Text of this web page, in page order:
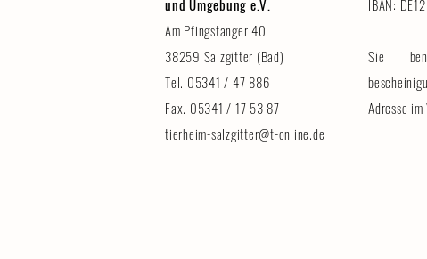
Erinnerung: Tag der Tiere am 8.
August
und Umgebung e.V.
Am Pfingstanger 40
38259 Salzgitter (Bad)
Tel. 05341 / 47 886
Fax. 05341 / 17 53 87
tierheim-salzgitter@t-online.de
IBAN:
Sie
Adresse